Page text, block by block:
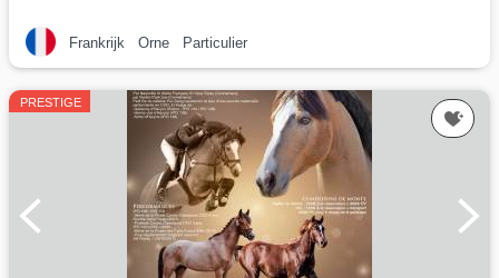
Frankrijk Orne Particulier
PRESTIGE